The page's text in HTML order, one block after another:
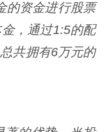
的资金进行股票
，通过1:5的配
共拥有6万元的